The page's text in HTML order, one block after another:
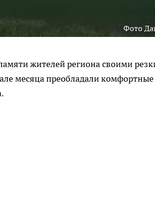
Фото
жителей региона своими
месяца преобладали комфортные